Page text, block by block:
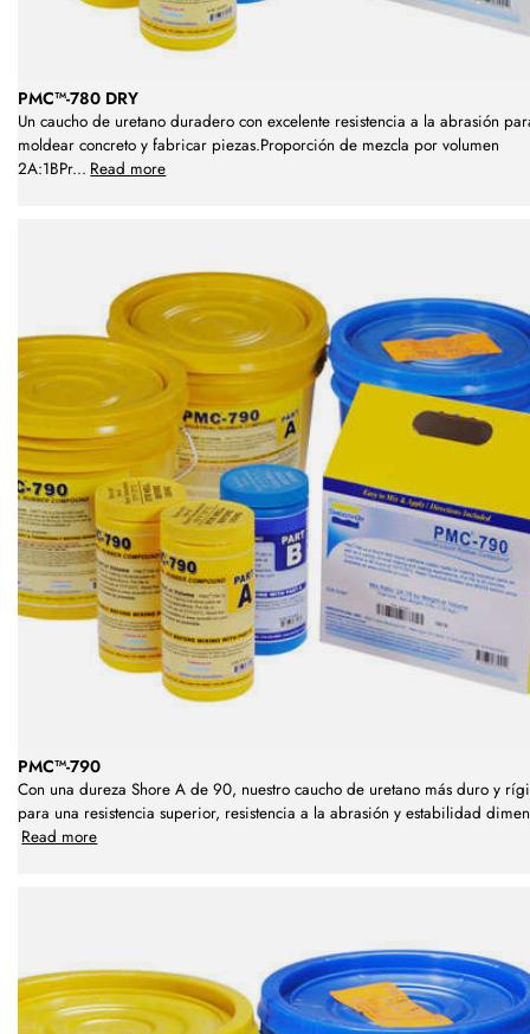
PMC™-780 DRY
Un caucho de uretano duradero con excelente resistencia a la abrasión
moldear concreto y fabricar piezas.Proporción de mezcla por volumen
2A:1BPr... Read more
PMC™-790
Con una dureza Shore A de 90, nuestro caucho de uretano más duro y
para una resistencia superior, resistencia a la abrasión y estabilidad dimen
Read more